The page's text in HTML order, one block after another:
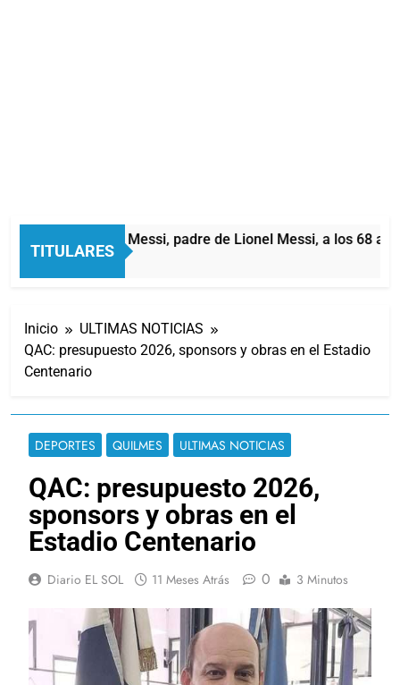
TITULARES
Murió Jorge Messi, padre de Lionel Messi, a los 68 años
2 Horas Atrás
Inicio
ULTIMAS NOTICIAS
QAC: presupuesto 2026, sponsors y obras en el Estadio
Centenario
DEPORTES QUILMES ULTIMAS NOTICIAS
QAC: presupuesto 2026,
sponsors y obras en el
Estadio Centenario
Diario EL SOL 11 Meses Atrás 0 3 Minutos